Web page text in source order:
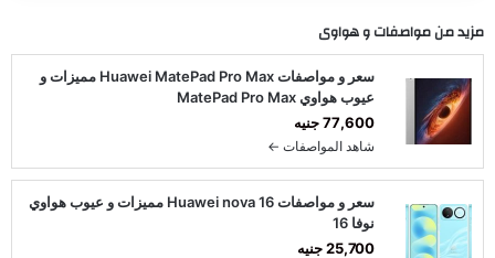
مزيد من مواصفات وهواوى
سعر و مواصفات Huawei MatePad Pro Max مميزات و
عيوب هواوي MatePad Pro Max
77,600 جنيه
شاهد المواصفات ←
سعر و مواصفات Huawei nova 16 مميزات و عيوب هواوي
نوفا 16
25,700 جنيه